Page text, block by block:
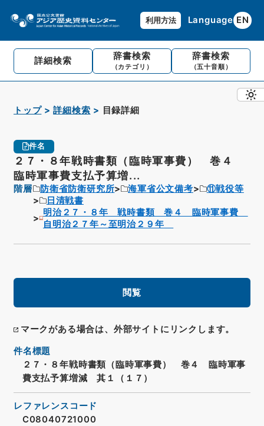
利用方法 Language EN
詳細検索 辞書検索
（カテゴリ）
辞書検索
（五十音順）
トップ 詳細検索 目録詳細
件名
２７・８年戦時書類（臨時軍事費） 巻４
臨時軍事費支払予算増...
階層 防衛省防衛研究所 海軍省公文備考
⑪戦役等
日清戦書
明治２７・８年 戦時書類 巻４ 臨時軍事費
自明治２７年～至明治２９年
閲覧
マークがある場合は、外部サイトにリンクします。
件名標題
２７・８年戦時書類（臨時軍事費） 巻４ 臨時軍事
費支払予算増減 其１（１７）
レファレンスコード
C08040721000